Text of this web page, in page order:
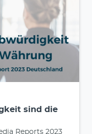
sind die
Reports 2023